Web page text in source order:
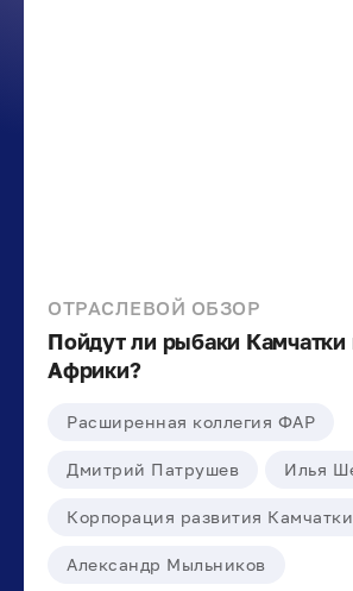
ОТРАСЛЕВОЙ ОБЗОР
Пойдут ли рыбаки Камчатки
Африки?
Расширенная коллегия ФАР
Дмитрий Патрушев Илья
Корпорация развития Камчатки
Александр Мыльников